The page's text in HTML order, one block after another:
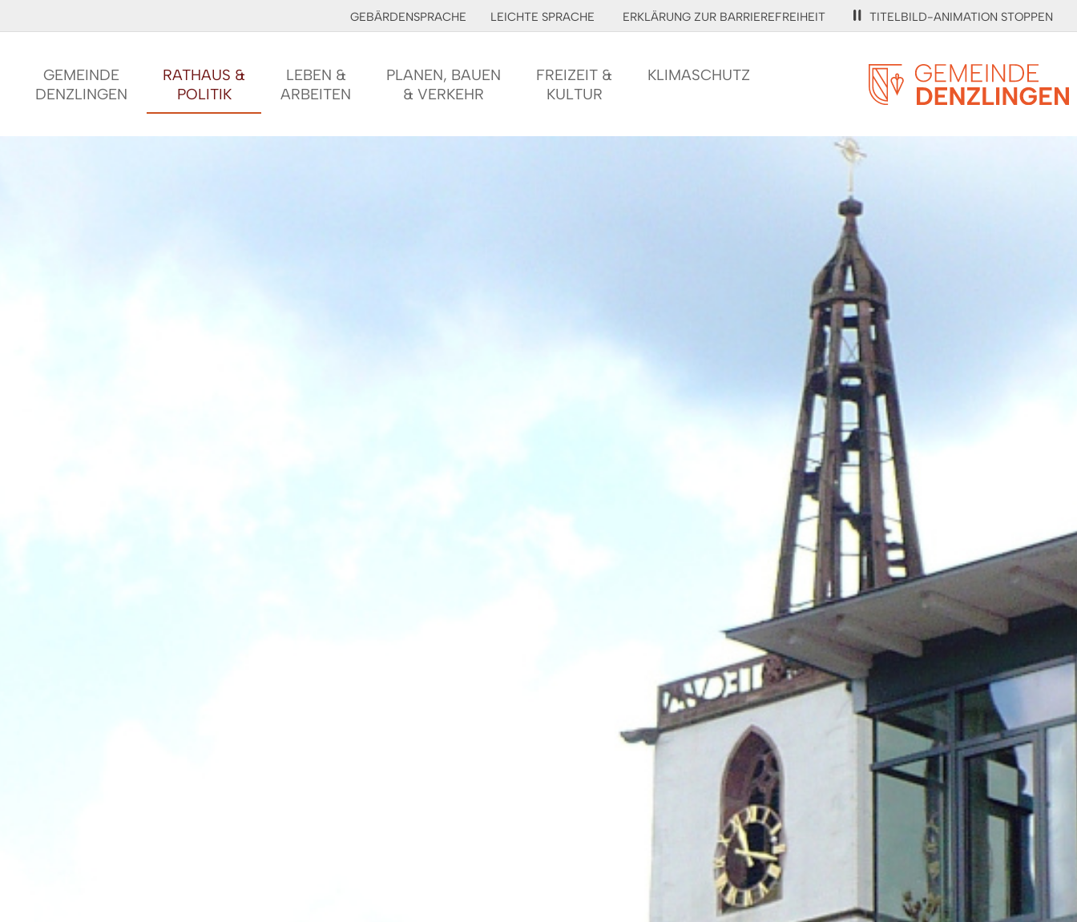
GEBÄRDENSPRACHE LEICHTE SPRACHE ERKLÄRUNG ZUR BARRIEREFREIHEIT TITELBILD-ANIMATION STOPPEN
GEMEINDE
DENZLINGEN
RATHAUS &
POLITIK
LEBEN &
ARBEITEN
PLANEN, BAUEN
& VERKEHR
FREIZEIT &
KULTUR
KLIMASCHUTZ